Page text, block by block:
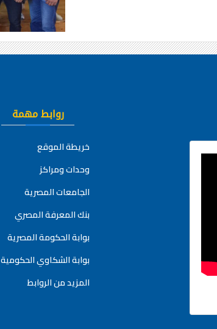
روابط مهمة
خريطة الموقع
وحدات ومراكز
الجامعات المصرية
بنك المعرفة المصري
بوابة الحكومة المصرية
بوابة الشكاوي الحكومية
المزيد من الروابط